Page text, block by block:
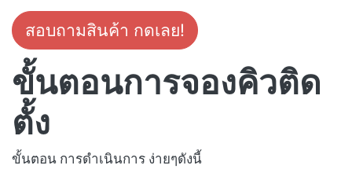
สอบถามสินค้า กดเลย!
ขั้นตอนการจองคิวติด
ตั้ง
ขั้นตอน การดำเนินการ ง่ายๆดังนี้